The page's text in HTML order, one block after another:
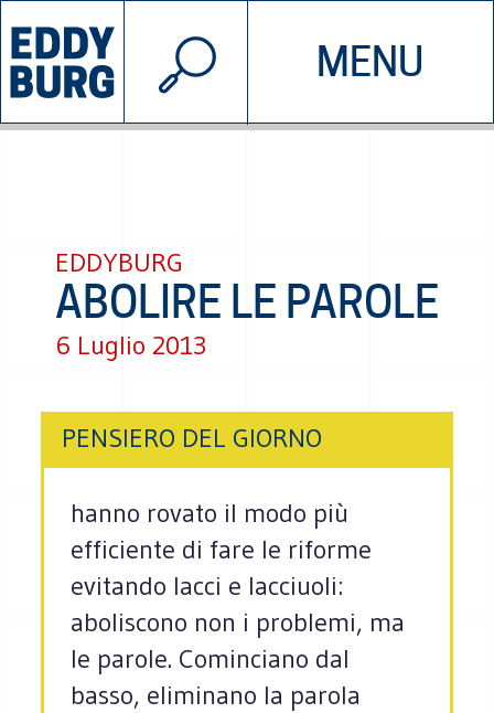
MENU
INIZIATIVE CHI SIAMO
© 2026 EDDYBURG
EDDYBURG
ABOLIRE LE PAROLE
6 Luglio 2013
PENSIERO DEL GIORNO
hanno rovato il modo più
efficiente di fare le riforme
evitando lacci e lacciuoli:
aboliscono non i problemi, ma
le parole. Cominciano dal
basso, eliminano la parola